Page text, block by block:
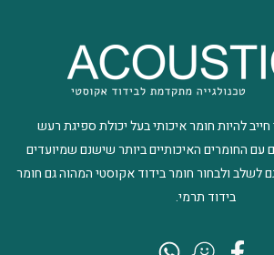
להיות חומר איכותי בעל יכולת ספיגת רעש
עם החומרים האיכותיים ביותר שישנם שמיועדים
לשלב ולבחור חומר בידוד אקוסטי המהוה גם חומר
בידוד תרמי.